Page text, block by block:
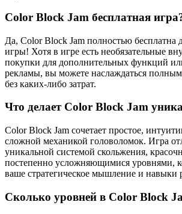
Color Block Jam бесплатная
Да, Color Block Jam полностью бесплатна
игры! Хотя в игре есть необязательные
покупки для дополнительных функций
рекламы, вы можете наслаждаться
без каких-либо затрат.
Что делает Color Block Jam
Color Block Jam сочетает простое,
сложной механикой головоломок. Игра
уникальной системой скольжения,
постепенно усложняющимися уровнями,
ваше стратегическое мышление и навыки
Сколько уровней в Color Block